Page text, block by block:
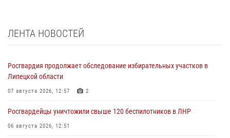
ЛЕНТА НОВОСТЕЙ
Росгвардия продолжает обследование избирательных участков в
Липецкой области
07 августа 2026, 12:57 2
Росгвардейцы уничтожили свыше 120 беспилотников в ЛНР
06 августа 2026, 12:51